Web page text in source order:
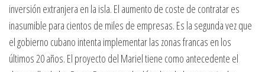
inversión extranjera en la isla. El aumento de coste de contratar es
inasumible para cientos de miles de empresas. Es la segunda vez que
el gobierno cubano intenta implementar las zonas francas en los
últimos 20 años. El proyecto del Mariel tiene como antecedente el